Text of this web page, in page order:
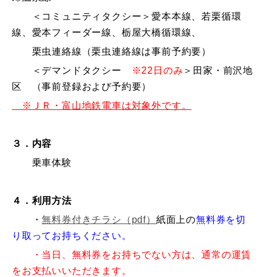
＜コミュニティタクシー＞愛本本線、若栗循環
線、愛本フィーダー線、栃屋大橋循環線、
栗虫連絡線（栗虫連絡線は事前予約要）
＜デマンドタクシー
※22日のみ ＞田家・前沢地
区 （事前登録および予約要）
※ＪＲ・富山地鉄電車は対象外です。
３．内容
乗車体験
４．利用方法
・無料券付きチラシ（pdf） 紙面上の無料券を切
り取ってお持ちください。
・当日、無料券をお持ちでない方は、通常の運賃
をお支払いいただきます。